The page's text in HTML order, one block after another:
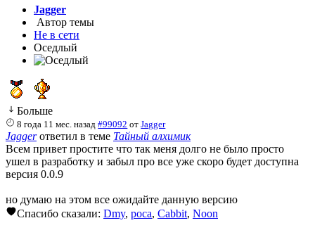
Jagger
Автор темы
Не в сети
Оседлый
Больше
8 года 11 мес. назад #99092 отJagger
Jaggerответил в теме Тайный алхимик
Всем привет простите что так меня долго не было просто
ушел в разработку и забыл про все уже скоро будет доступна
версия 0.0.9
но думаю на этом все ожидайте данную версию
Спасибо сказали: Dmy, poca, Cabbit, Noon